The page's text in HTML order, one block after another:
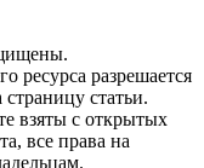
ресурса разрешается
статьи.
взяты с открытых
все права на